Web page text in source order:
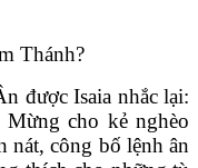
Thánh?
được Isaia nhắc lại:
cho kẻ nghèo
nát, công bố lệnh ân